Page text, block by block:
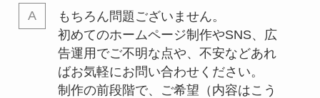
もちろん問題ございません。
初めてのホームページ制作やSNS、広
告運用でご不明な点や、不安などあれ
ばお気軽にお問い合わせください。
制作の前段階で、ご希望（内容はこう